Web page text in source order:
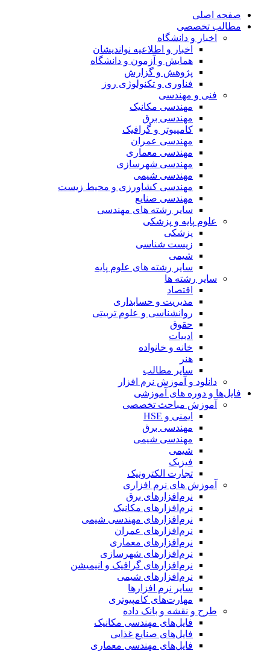
صفحه اصلی
مطالب تخصصی
اخبار و دانشگاه
اخبار و اطلاعیه نواندیشان
همایش و آزمون و دانشگاه
پژوهش و گزارش
فناوری و تکنولوژی روز
فنی و مهندسی
مهندسی مکانیک
مهندسی برق
کامپیوتر و گرافیک
مهندسی عمران
مهندسی معماری
مهندسی شهرسازی
مهندسی شیمی
مهندسی کشاورزی و محیط زیست
مهندسی صنایع
سایر رشته های مهندسی
علوم پایه و پزشکی
پزشکی
زیست شناسی
شیمی
سایر رشته های علوم پایه
سایر رشته ها
اقتصاد
مدیریت و حسابداری
روانشناسی و علوم تربیتی
حقوق
ادبیات
خانه و خانواده
هنر
سایر مطالب
دانلود و آموزش نرم افزار
فایل‌ها و دوره های آموزشی
آموزش مباحث تخصصی
ایمنی و HSE
مهندسی برق
مهندسی شیمی
شیمی
فیزیک
تجارت الکترونیک
آموزش های نرم افزاری
نرم‌افزارهای برق
نرم‌افزارهای مکانیک
نرم‌افزارهای مهندسی شیمی
نرم‌افزارهای عمران
نرم‌افزارهای معماری
نرم‌افزارهای شهرسازی
نرم‌افزارهای گرافیک و انیمیشن
نرم‌افزارهای شیمی
سایر نرم افزارها
مهارت‌های کامپیوتری
طرح و نقشه و بانک داده
فایل‌های مهندسی مکانیک
فایل‌های صنایع غذایی
فایل‌های مهندسی معماری